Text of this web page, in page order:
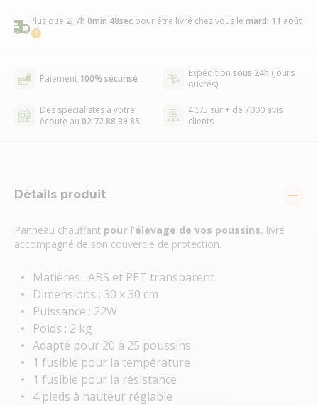
Plus que 2j 7h 0min 48sec pour être livré chez vous le mardi 11 août
Paiement 100% sécurisé Expédition sous 24h (jours
ouvrés)
Des spécialistes à votre
écoute au 02 72 88 39 85
4,5/5 sur + de 7000 avis
clients
Détails produit
Panneau chauffant pour l’élevage de vos poussins, livré
accompagné de son couvercle de protection.
Matières : ABS et PET transparent
Dimensions : 30 x 30 cm
Puissance : 22W
Poids : 2 kg
Adapté pour 20 à 25 poussins
1 fusible pour la température
1 fusible pour la résistance
4 pieds à hauteur réglable